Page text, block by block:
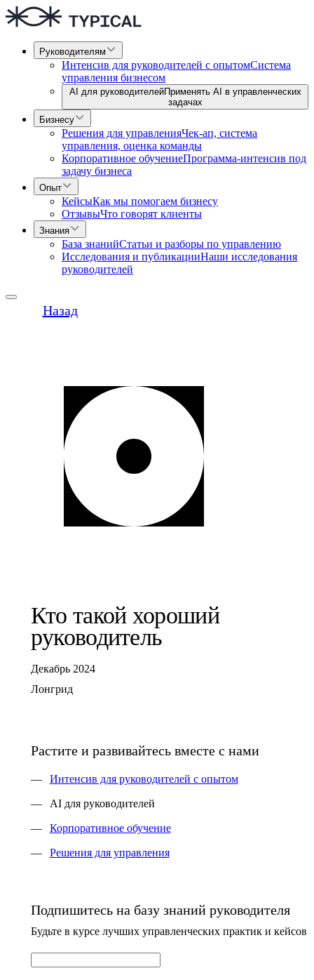
Руководителям
Интенсив для руководителей с опытомСистема
управления бизнесом
AI для руководителейПрименять AI в управленческих
задачах
Бизнесу
Решения для управленияЧек-ап, система
управления, оценка команды
Корпоративное обучениеПрограмма-интенсив под
задачу бизнеса
Опыт
КейсыКак мы помогаем бизнесу
ОтзывыЧто говорят клиенты
Знания
База знанийСтатьи и разборы по управлению
Исследования и публикацииНаши исследования
руководителей
Назад
Кто такой хороший
руководитель
Декабрь 2024
Лонгрид
Растите и развивайтесь вместе с нами
Интенсив для руководителей с опытом
AI для руководителей
Корпоративное обучение
Решения для управления
Подпишитесь на базу знаний руководителя
Будьте в курсе лучших управленческих практик и кейсов